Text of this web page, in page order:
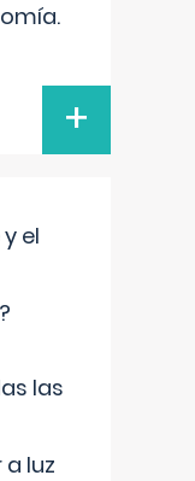
+
el
las
luz